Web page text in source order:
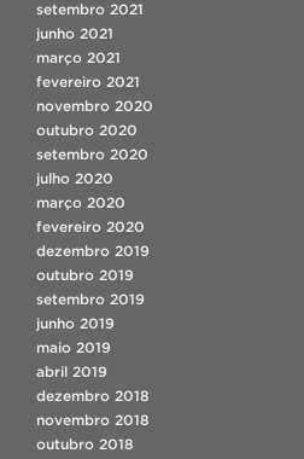
setembro 2021
junho 2021
março 2021
fevereiro 2021
novembro 2020
outubro 2020
setembro 2020
julho 2020
março 2020
fevereiro 2020
dezembro 2019
outubro 2019
setembro 2019
junho 2019
maio 2019
abril 2019
dezembro 2018
novembro 2018
outubro 2018